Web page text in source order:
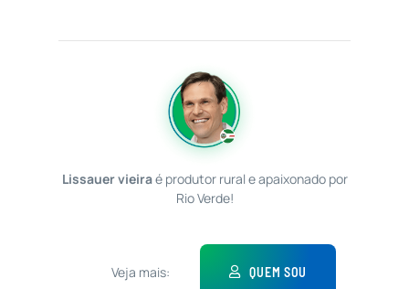
Lissauer vieiraé produtor rural e apaixonado por
Rio Verde!
Veja mais: QUEM SOU